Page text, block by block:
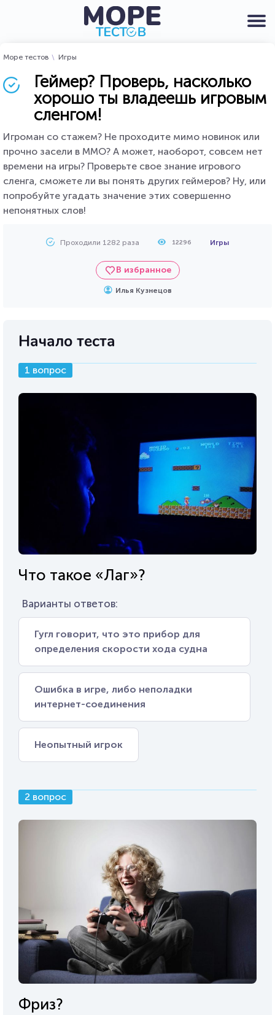
Море тестов Игры
Геймер? Проверь, насколько
хорошо ты владеешь игровым
сленгом!
Игроман со стажем? Не проходите мимо новинок или
прочно засели в ММО? А может, наоборот, совсем нет
времени на игры? Проверьте свое знание игрового
сленга, сможете ли вы понять других геймеров? Ну, или
попробуйте угадать значение этих совершенно
непонятных слов!
Проходили 1282 раза 12296 Игры
В избранное
Илья Кузнецов
Начало теста
1 вопрос
Что такое «Лаг»?
Варианты ответов:
Гугл говорит, что это прибор для
определения скорости хода судна
Ошибка в игре, либо неполадки
интернет-соединения
Неопытный игрок
2 вопрос
Фриз?